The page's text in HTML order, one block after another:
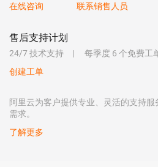
在线咨询
联系销售人员
售后支持计划
24/7 技术支持 每季度 6 个免费工
创建工单
阿里云为客户提供专业、灵活的支持
需求。
了解更多